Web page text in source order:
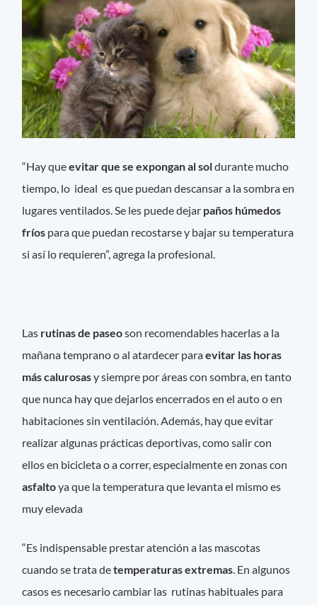
“Hay queevitar que se expongan al soldurante mucho
tiempo, lo ideal es que puedan descansar a la sombra en
lugares ventilados. Se les puede dejar paños húmedos
fríos para que puedan recostarse y bajar su temperatura
si así lo requieren”, agrega la profesional.
Las rutinas de paseoson recomendables hacerlas a la
mañana temprano o al atardecer paraevitar las horas
más calurosasy siempre por áreas con sombra, en tanto
que nunca hay que dejarlos encerrados en el auto o en
habitaciones sin ventilación. Además, hay que evitar
realizar algunas prácticas deportivas, como salir con
ellos en bicicleta o a correr, especialmente en zonas con
asfaltoya que la temperatura que levanta el mismo es
muy elevada
“Es indispensable prestar atención a las mascotas
cuando se trata detemperaturas extremas. En algunos
casos es necesario cambiar las rutinas habituales para